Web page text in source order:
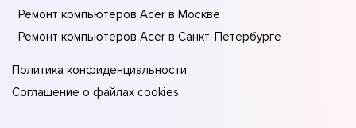
Ремонт компьютеров Acer в Москве
Ремонт компьютеров Acer в Санкт-Петербурге
Политика конфиденциальности
Соглашение о файлах cookies